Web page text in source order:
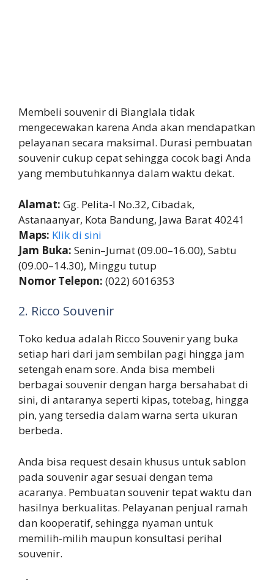
Membeli souvenir di Bianglala tidak
mengecewakan karena Anda akan mendapatkan
pelayanan secara maksimal. Durasi pembuatan
souvenir cukup cepat sehingga cocok bagi Anda
yang membutuhkannya dalam waktu dekat.
Alamat: Gg. Pelita-I No.32, Cibadak,
Astanaanyar, Kota Bandung, Jawa Barat 40241
Maps: Klik di sini
Jam Buka: Senin–Jumat (09.00–16.00), Sabtu
(09.00–14.30), Minggu tutup
Nomor Telepon: (022) 6016353
2. Ricco Souvenir
Toko kedua adalah Ricco Souvenir yang buka
setiap hari dari jam sembilan pagi hingga jam
setengah enam sore. Anda bisa membeli
berbagai souvenir dengan harga bersahabat di
sini, di antaranya seperti kipas, totebag, hingga
pin, yang tersedia dalam warna serta ukuran
berbeda.
Anda bisa request desain khusus untuk sablon
pada souvenir agar sesuai dengan tema
acaranya. Pembuatan souvenir tepat waktu dan
hasilnya berkualitas. Pelayanan penjual ramah
dan kooperatif, sehingga nyaman untuk
memilih-milih maupun konsultasi perihal
souvenir.